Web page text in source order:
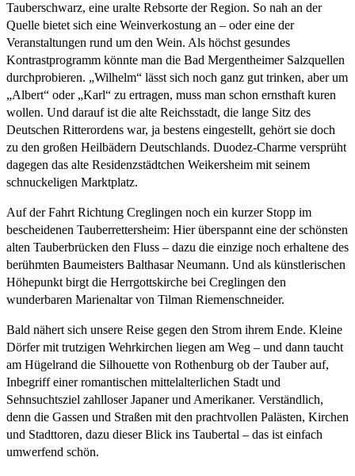
Tauberschwarz, eine uralte Rebsorte der Region. So nah an der
Quelle bietet sich eine Weinverkostung an – oder eine der
Veranstaltungen rund um den Wein. Als höchst gesundes
Kontrastprogramm könnte man die Bad Mergentheimer Salzquellen
durchprobieren. „Wilhelm“ lässt sich noch ganz gut trinken, aber um
„Albert“ oder „Karl“ zu ertragen, muss man schon ernsthaft kuren
wollen. Und darauf ist die alte Reichsstadt, die lange Sitz des
Deutschen Ritterordens war, ja bestens eingestellt, gehört sie doch
zu den großen Heilbädern Deutschlands. Duodez-Charme versprüht
dagegen das alte Residenzstädtchen Weikersheim mit seinem
schnuckeligen Marktplatz.
Auf der Fahrt Richtung Creglingen noch ein kurzer Stopp im
bescheidenen Tauberrettersheim: Hier überspannt eine der schönsten
alten Tauberbrücken den Fluss – dazu die einzige noch erhaltene des
berühmten Baumeisters Balthasar Neumann. Und als künstlerischen
Höhepunkt birgt die Herrgottskirche bei Creglingen den
wunderbaren Marienaltar von Tilman Riemenschneider.
Bald nähert sich unsere Reise gegen den Strom ihrem Ende. Kleine
Dörfer mit trutzigen Wehrkirchen liegen am Weg – und dann taucht
am Hügelrand die Silhouette von Rothenburg ob der Tauber auf,
Inbegriff einer romantischen mittelalterlichen Stadt und
Sehnsuchtsziel zahlloser Japaner und Amerikaner. Verständlich,
denn die Gassen und Straßen mit den prachtvollen Palästen, Kirchen
und Stadttoren, dazu dieser Blick ins Taubertal – das ist einfach
umwerfend schön.